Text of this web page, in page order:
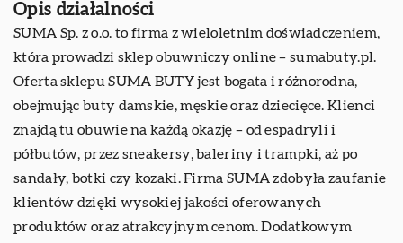
Opis działalności
SUMA Sp. z o.o. to firma z wieloletnim doświadczeniem,
która prowadzi sklep obuwniczy online – sumabuty.pl.
Oferta sklepu SUMA BUTY jest bogata i różnorodna,
obejmując buty damskie, męskie oraz dziecięce. Klienci
znajdą tu obuwie na każdą okazję – od espadryli i
półbutów, przez sneakersy, baleriny i trampki, aż po
sandały, botki czy kozaki. Firma SUMA zdobyła zaufanie
klientów dzięki wysokiej jakości oferowanych
produktów oraz atrakcyjnym cenom. Dodatkowym